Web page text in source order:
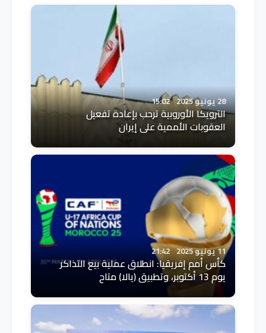
28 يونيو 2025 15:02
الترويكا الأوروبية ترحب بإعادة تفعيل
العقوبات الأممية على إيران
11 يونيو 2025 21:42
كأس أمم إفريقيا: انطلاق عملية بيع التذاكر
يوم 13 أكتوبر، وتطبيق (يالا) متاح